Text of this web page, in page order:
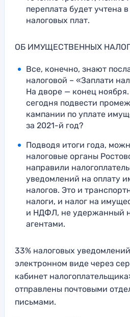
переплата будет учтена
налоговых плат.
ОБ ИМУЩЕСТВЕННЫХ
Все, конечно, знают
налоговой – «Заплати
На дворе — конец
сегодня подвести
кампании по уплате
за 2021-й год?
Подводя итоги года,
налоговые органы
направили
уведомлений на оплату
налогов. Это и
налоги, и налог на
и НДФЛ, не удержанный
агентами.
33% налоговых
электронном виде через
кабинет
отправлены почтовыми
письмами.